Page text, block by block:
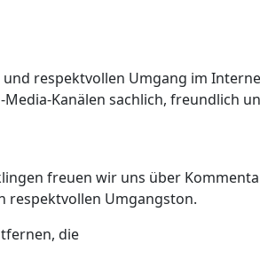
respektvollen Umgang im
Kanälen sachlich, freundlich
freuen wir uns über
respektvollen Umgangston.
die